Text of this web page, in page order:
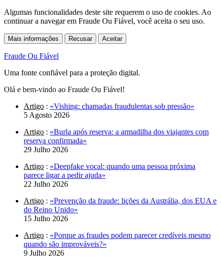
Algumas funcionalidades deste site requerem o uso de cookies. Ao
continuar a navegar em Fraude Ou Fiável, você aceita o seu uso.
Mais informações Recusar Aceitar
Fraude Ou Fiável
Uma fonte confiável para a proteção digital.
Olá e bem-vindo ao Fraude Ou Fiável!
Artigo : «Vishing: chamadas fraudulentas sob pressão»
5 Agosto 2026
Artigo : «Burla após reserva: a armadilha dos viajantes com
reserva confirmada»
29 Julho 2026
Artigo : «Deepfake vocal: quando uma pessoa próxima
parece ligar a pedir ajuda»
22 Julho 2026
Artigo : «Prevenção da fraude: lições da Austrália, dos EUA e
do Reino Unido»
15 Julho 2026
Artigo : «Porque as fraudes podem parecer credíveis mesmo
quando são improváveis?»
9 Julho 2026